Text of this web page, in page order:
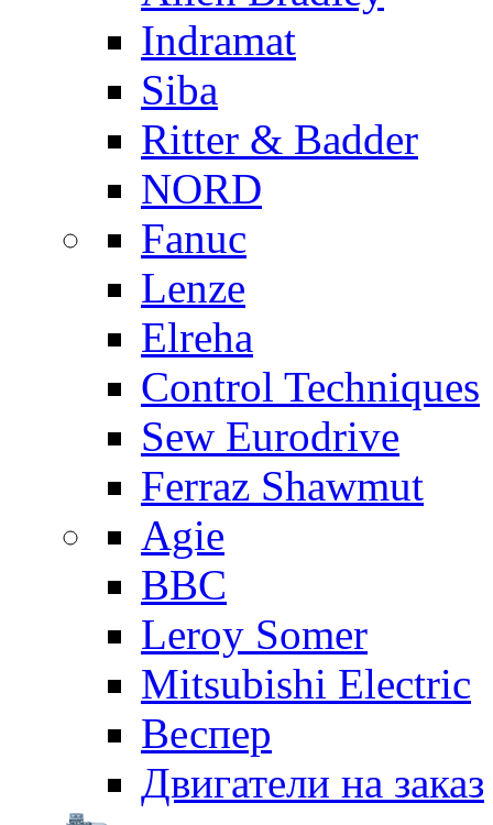
Indramat
Siba
Ritter & Badder
NORD
Fanuc
Lenze
Elreha
Control Techniques
Sew Eurodrive
Ferraz Shawmut
Agie
BBC
Leroy Somer
Mitsubishi Electric
Веспер
Двигатели на заказ